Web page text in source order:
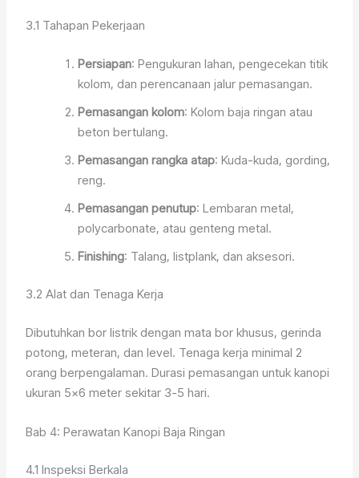
3.1 Tahapan Pekerjaan
Persiapan: Pengukuran lahan, pengecekan titik
kolom, dan perencanaan jalur pemasangan.
Pemasangan kolom: Kolom baja ringan atau
beton bertulang.
Pemasangan rangka atap: Kuda-kuda, gording,
reng.
Pemasangan penutup: Lembaran metal,
polycarbonate, atau genteng metal.
Finishing: Talang, listplank, dan aksesori.
3.2 Alat dan Tenaga Kerja
Dibutuhkan bor listrik dengan mata bor khusus, gerinda
potong, meteran, dan level. Tenaga kerja minimal 2
orang berpengalaman. Durasi pemasangan untuk kanopi
ukuran 5×6 meter sekitar 3-5 hari.
Bab 4: Perawatan Kanopi Baja Ringan
4.1 Inspeksi Berkala